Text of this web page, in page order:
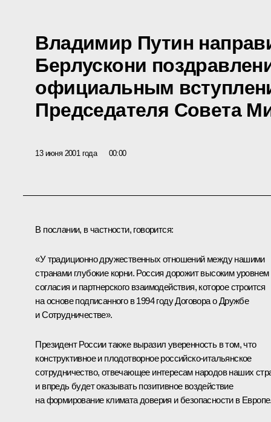
Владимир Путин
Берлускони
официальным
Председателя Совета
13 июня 2001 года 00:00
В послании, в частности, говорится:
«У традиционно дружественных отношений между нашими
странами глубокие корни. Россия дорожит высоким уровнем
согласия и партнерского взаимодействия, которое строится
на основе подписанного в 1994 году Договора о Дружбе
и Сотрудничестве».
Президент России также выразил уверенность в том, что
конструктивное и плодотворное российско-итальянское
сотрудничество, отвечающее интересам народов наших
и впредь будет оказывать позитивное воздействие
на формирование климата доверия и безопасности в